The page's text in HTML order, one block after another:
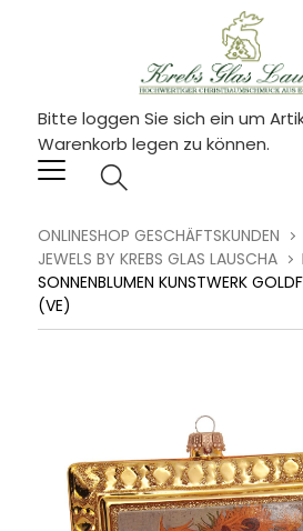
Bitte loggen Sie sich ein um
Warenkorb legen zu können.
ONLINESHOP GESCHÄFTSKUNDEN
JEWELS BY KREBS GLAS LAUSCHA
SONNENBLUMEN KUNSTWERK
(VE)